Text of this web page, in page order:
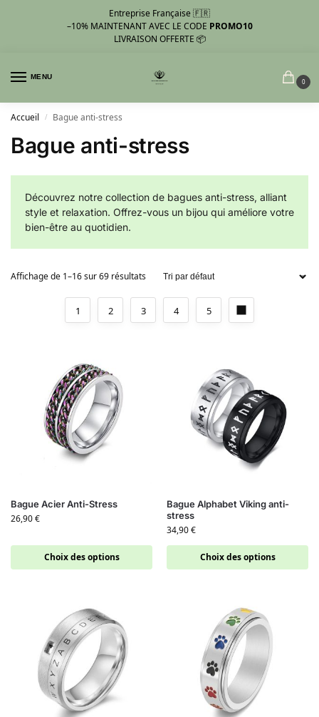
Entreprise Française 🇫🇷
–10% MAINTENANT AVEC LE CODE PROMO10
LIVRAISON OFFERTE 📦
MENU
0
Accueil / Bague anti-stress
Bague anti-stress
Découvrez notre collection de bagues anti-stress, alliant
style et relaxation. Offrez-vous un bijou qui améliore votre
bien-être au quotidien.
Affichage de 1–16 sur 69 résultats
1 2 3 4 5
Bague Acier Anti-Stress
26,90€
Choix des options
Bague Alphabet Viking anti-
stress
34,90€
Choix des options